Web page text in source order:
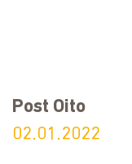
Post Oito
02.01.2022